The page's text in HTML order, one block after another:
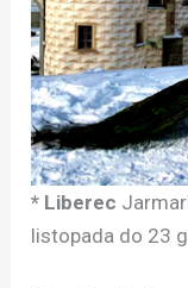
* Liberec
listopada do 23